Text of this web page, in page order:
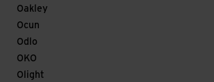
Oakley
Ocun
Odlo
OKO
Olight